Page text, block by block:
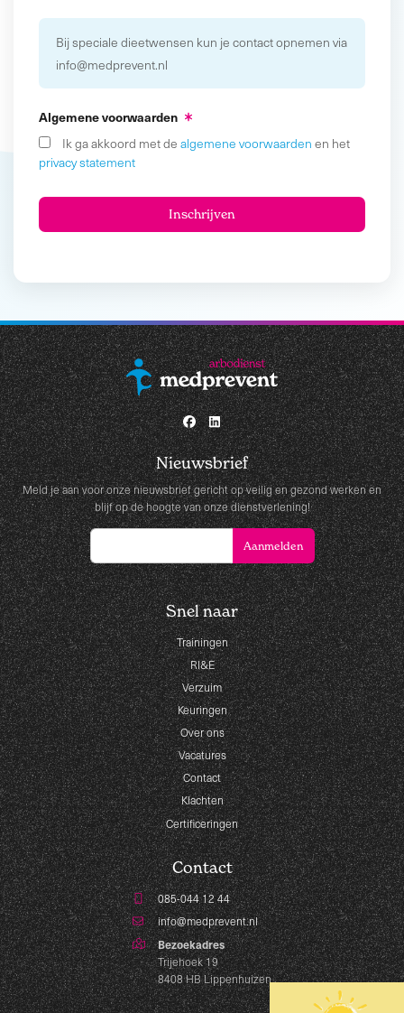
Bij speciale dieetwensen kun je contact opnemen via
info@medprevent.nl
Algemene voorwaarden
Ik ga akkoord met de algemene voorwaarden en het
privacy statement
Nieuwsbrief
Meld je aan voor onze nieuwsbrief gericht op veilig en gezond werken en
blijf op de hoogte van onze dienstverlening!
Snel naar
Trainingen
RI&E
Verzuim
Keuringen
Over ons
Vacatures
Contact
Klachten
Certificeringen
Contact
085-044 12 44
info@medprevent.nl
Bezoekadres
Trijehoek 19
8408 HB Lippenhuizen